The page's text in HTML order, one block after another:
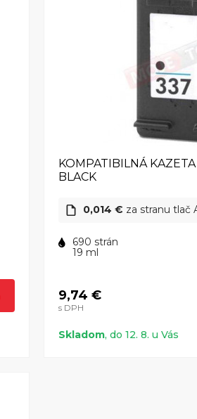
KOMPATIBILNÁ
BLACK
0,014 € za stranu tlač
690 strán
19 ml
9,74 €
s DPH
Skladom, do 12. 8. u Vás